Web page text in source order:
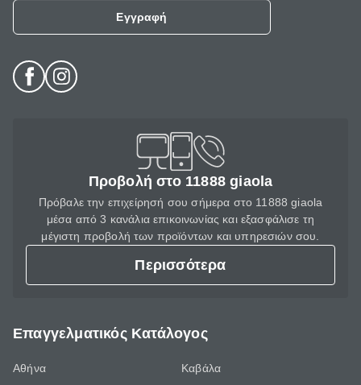
Εγγραφή
Προβολή στο 11888 giaola
Πρόβαλε την επιχείρησή σου σήμερα στο 11888 giaola
μέσα από 3 κανάλια επικοινωνίας και εξασφάλισε τη
μέγιστη προβολή των προϊόντων και υπηρεσιών σου.
Περισσότερα
Επαγγελματικός Κατάλογος
Αθήνα
Καβάλα